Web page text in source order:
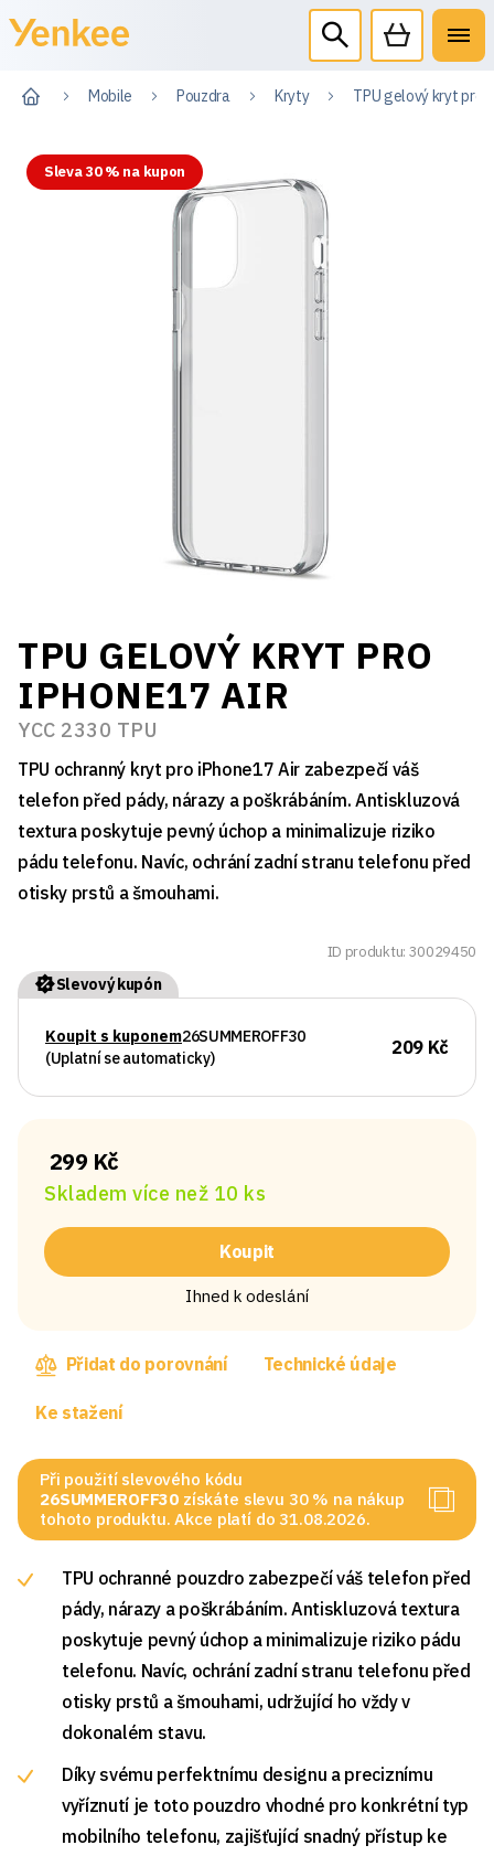
Mobile Pouzdra Kryty TPU gelový kryt pro
Sleva 30 % na kupon
TPU GELOVÝ KRYT PRO
IPHONE17 AIR
YCC 2330 TPU
TPU ochranný kryt pro iPhone17 Air zabezpečí váš
telefon před pády, nárazy a poškrábáním. Antiskluzová
textura poskytuje pevný úchop a minimalizuje riziko
pádu telefonu. Navíc, ochrání zadní stranu telefonu před
otisky prstů a šmouhami.
ID produktu: 30029450
Slevový kupón
Koupit s kuponem26SUMMEROFF30
(Uplatní se automaticky)
209 Kč
299 Kč
Skladem více než 10 ks
Koupit
Ihned k odeslání
Přidat do porovnání Technické údaje
Ke stažení
Při použití slevového kódu
26SUMMEROFF30 získáte slevu 30 % na nákup
tohoto produktu. Akce platí do 31.08.2026.
TPU ochranné pouzdro zabezpečí váš telefon před
pády, nárazy a poškrábáním. Antiskluzová textura
poskytuje pevný úchop a minimalizuje riziko pádu
telefonu. Navíc, ochrání zadní stranu telefonu před
otisky prstů a šmouhami, udržující ho vždy v
dokonalém stavu.
Díky svému perfektnímu designu a preciznímu
vyříznutí je toto pouzdro vhodné pro konkrétní typ
mobilního telefonu, zajišťující snadný přístup ke